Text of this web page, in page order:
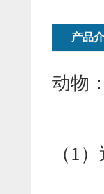
产品
动物
（1